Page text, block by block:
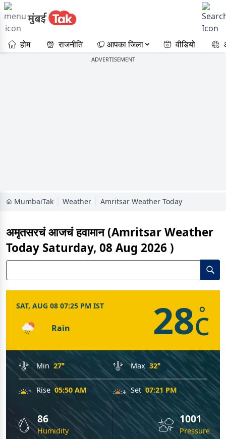
होम राजनीति आपका जिला वीडियो
ADVERTISEMENT
MumbaiTak Weather Amritsar Weather Today
अमृतसरचं आजचं हवामान (Amritsar Weather
Today Saturday, 08 Aug 2026 )
SAT, AUG 08 07:25 PM IST
Rain 28 °
c
Min 27° Max 32°
Rise 05:50 AM Set 07:21 PM
86
Humidity
1001
Pressure